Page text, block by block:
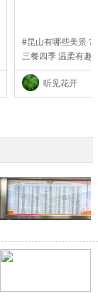
#昆山有哪些美景？
三餐四季 温柔有趣
..
听见花开